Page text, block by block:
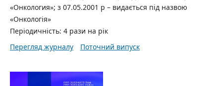
«Онкология»; з 07.05.2001 р – видається під назвою
«Онкологія»
Періодичність: 4 рази на рік
Перегляд журналу
Поточний випуск